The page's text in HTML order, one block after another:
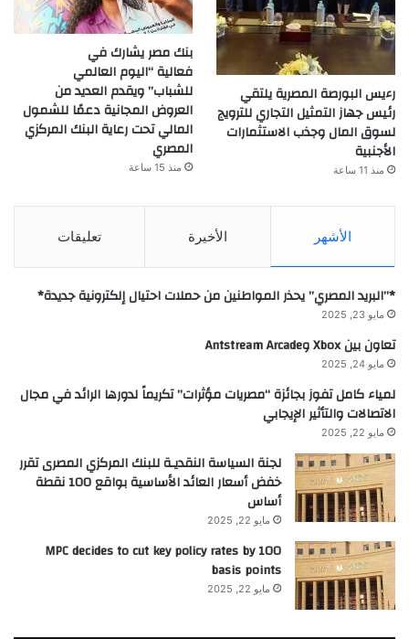
رءيس البورصة المصرية يلتقي
رئيس جهاز التمثيل التجاري للترويج
لسوق المال وجذب الاستثمارات
الأجنبية
منذ 11 ساعة
بنك مصر يشارك في
فعالية “اليوم العالمي
للشباب” ويقدم العديد من
العروض المجانية دعمًا للشمول
المالي تحت رعاية البنك المركزي
المصري
منذ 15 ساعة
الأشهر الأخيرة تعليقات
*”البريد المصري” يحذر المواطنين من حملات احتيال إلكترونية جديدة*
مايو 23, 2025
تعاون بين Xbox وAntstream Arcade
مايو 24, 2025
لمياء كامل تفوز بجائزة “مصريات مؤثرات” تكريماً لدورها الرائد في مجال
الاتصالات والتأثير الإيجابي
مايو 22, 2025
لجنة السياسة النقديـة للبنك المركزي المصرى تقرر
خفض أسعار العائد الأساسية بواقع 100 نقطة
أساس
مايو 22, 2025
MPC decides to cut key policy rates by 100
basis points
مايو 22, 2025